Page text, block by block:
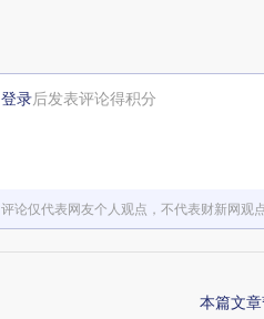
登录后发表评论得积分
评论仅代表网友个人观点，不代表财新网观
本篇文